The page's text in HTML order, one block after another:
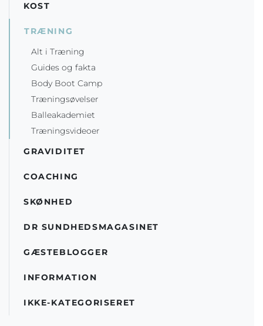
KOST
TRÆNING
Alt i Træning
Guides og fakta
Body Boot Camp
Træningsøvelser
Balleakademiet
Træningsvideoer
GRAVIDITET
COACHING
SKØNHED
DR SUNDHEDSMAGASINET
GÆSTEBLOGGER
INFORMATION
IKKE-KATEGORISERET